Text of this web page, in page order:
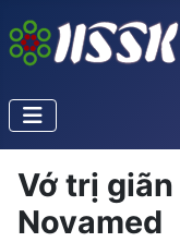
Vớ trị
Novamed